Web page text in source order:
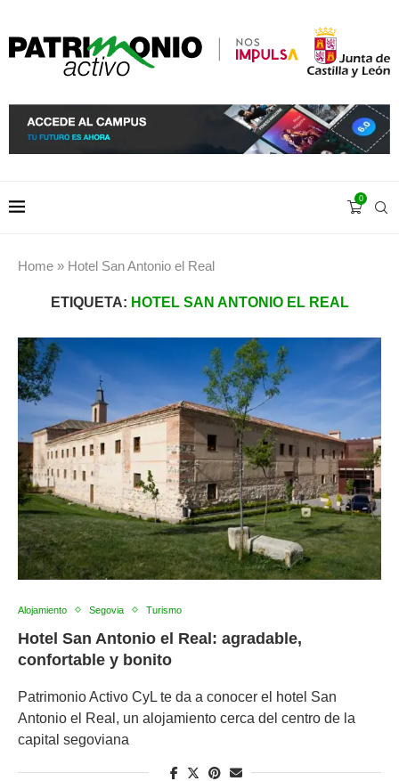
0
Home » Hotel San Antonio el Real
ETIQUETA: HOTEL SAN ANTONIO EL REAL
Alojamiento Segovia Turismo
Hotel San Antonio el Real: agradable,
confortable y bonito
Patrimonio Activo CyL te da a conocer el hotel San
Antonio el Real, un alojamiento cerca del centro de la
capital segoviana